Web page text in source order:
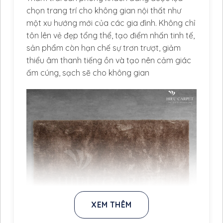
chọn trang trí cho không gian nội thất như
một xu hướng mới của các gia đình. Không chỉ
tôn lên vẻ đẹp tổng thể, tạo điểm nhấn tinh tế,
sản phẩm còn hạn chế sự trơn trượt, giảm
thiểu âm thanh tiếng ồn và tạo nên cảm giác
ấm cúng, sạch sẽ cho không gian
XEM THÊM